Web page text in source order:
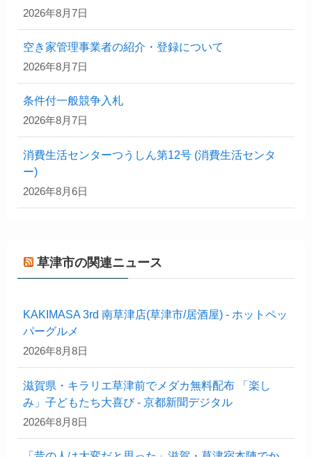
2026年8月7日
空き家管理事業者の紹介・登録について
2026年8月7日
条件付一般競争入札
2026年8月7日
消費生活センターつうしん第12号 (消費生活センタ
ー)
2026年8月6日
草津市の関連ニュース
KAKIMASA 3rd 南草津店(草津市/居酒屋) - ホットペッ
パーグルメ
2026年8月8日
滋賀県・キラリエ草津前でメダカ無料配布 「楽し
み」子どもたち大喜び - 京都新聞デジタル
2026年8月8日